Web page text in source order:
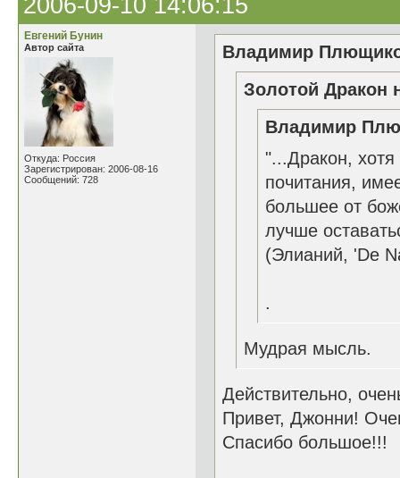
2006-09-10 14:06:15
Евгений Бунин
Автор сайта
Откуда: Россия
Зарегистрирован: 2006-08-16
Сообщений: 728
Владимир
Золотой Дракон
Владимир
"...Дракон,
почитания,
большее от
лучше
(Элианий, 'De
.
Мудрая мысль.
Действительно,
Привет, Джонни!
Спасибо большое!!!